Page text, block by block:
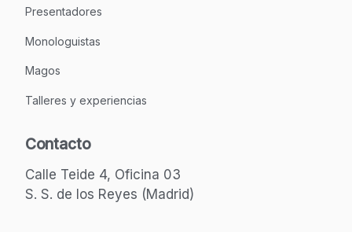
Presentadores
Monologuistas
Magos
Talleres y experiencias
Contacto
Calle Teide 4, Oficina 03
S. S. de los Reyes (Madrid)